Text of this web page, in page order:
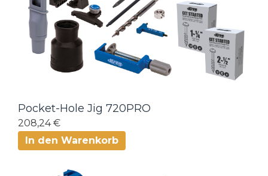
Pocket-Hole Jig 720PRO
208,24 €
In den Warenkorb